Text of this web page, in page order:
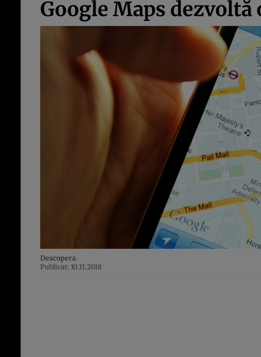
Google Maps
Descopera
Publicat: 10.11.2018